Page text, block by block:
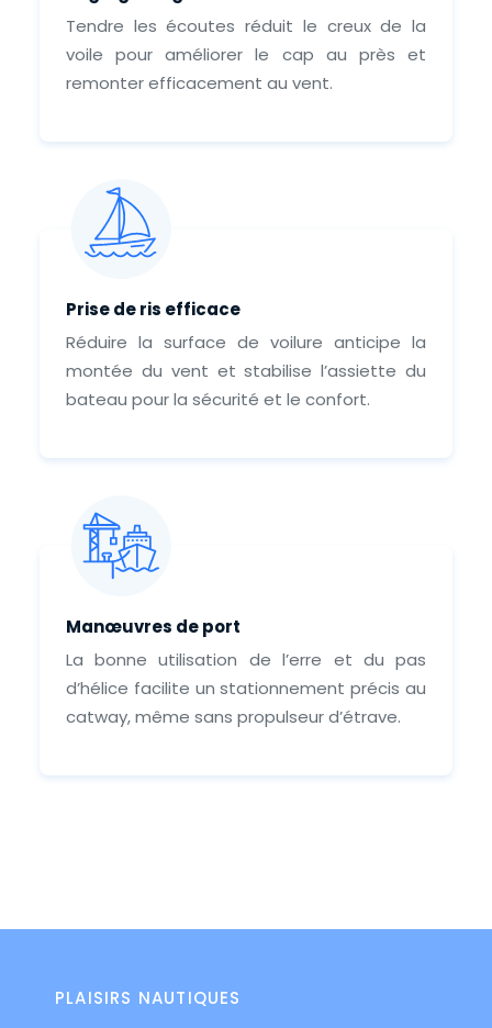
Tendre les écoutes réduit le creux de la
voile pour améliorer le cap au près et
remonter efficacement au vent.
Prise de ris efficace
Réduire la surface de voilure anticipe la
montée du vent et stabilise l’assiette du
bateau pour la sécurité et le confort.
Manœuvres de port
La bonne utilisation de l’erre et du pas
d’hélice facilite un stationnement précis au
catway, même sans propulseur d’étrave.
PLAISIRS NAUTIQUES